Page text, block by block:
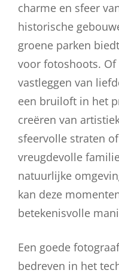
charme en sfeer
historische
groene parken
voor fotoshoots.
vastleggen van
een bruiloft in het
creëren van
sfeervolle straten
vreugdevolle
natuurlijke
kan deze
betekenisvolle
Een goede
bedreven in het